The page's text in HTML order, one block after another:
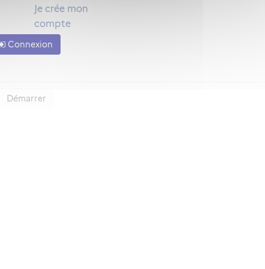
Je crée mon
compte
Connexion
Démarrer